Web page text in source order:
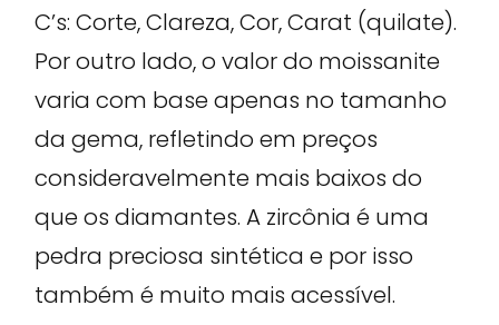
C’s: Corte, Clareza, Cor, Carat (quilate).
Por outro lado, o valor do moissanite
varia com base apenas no tamanho
da gema, refletindo em preços
consideravelmente mais baixos do
que os diamantes. A zircônia é uma
pedra preciosa sintética e por isso
também é muito mais acessível.